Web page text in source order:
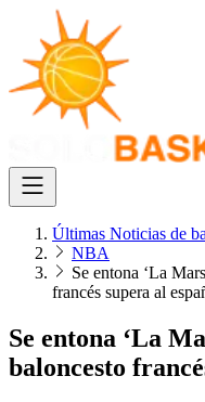
Últimas Noticias de
NBA
Se entona ‘La
francés supera al
Se entona ‘La
baloncesto